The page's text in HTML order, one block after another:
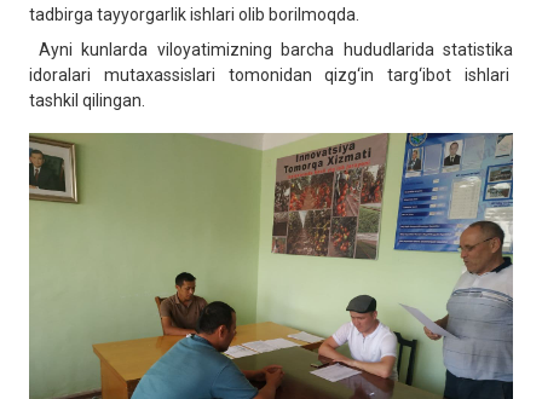
tadbirga tayyorgarlik ishlari olib borilmoqda.
Ayni kunlarda viloyatimizning barcha hududlarida statistika
idoralari mutaxassislari tomonidan qizg‘in targ‘ibot ishlari
tashkil qilingan.